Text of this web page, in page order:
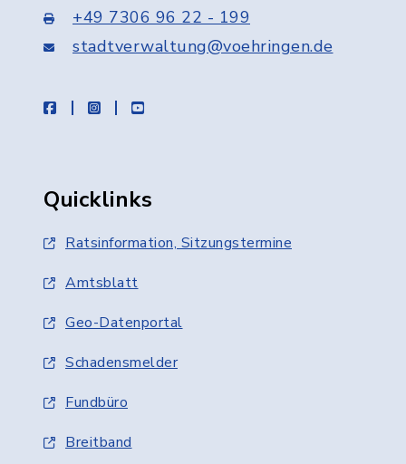
+49 7306 96 22 - 199
stadtverwaltung@voehringen.de
facebookinstagramyoutube
Quicklinks
Ratsinformation, Sitzungstermine
Amtsblatt
Geo-Datenportal
Schadensmelder
Fundbüro
Breitband